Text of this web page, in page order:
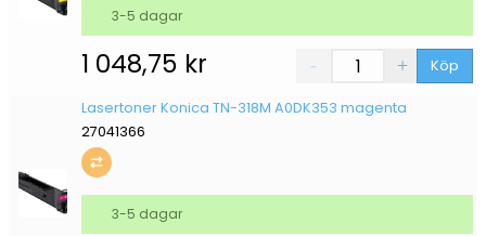
1 048,75 kr Köp
3-5 dagar
Lasertoner Konica TN-318M A0DK353 magenta
27041366
3-5 dagar